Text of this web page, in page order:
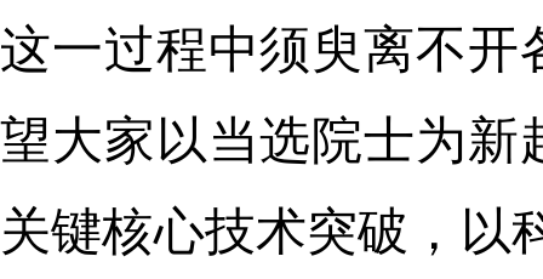
这一过程中须臾离不
望大家以当选院士为新
关键核心技术突破，以